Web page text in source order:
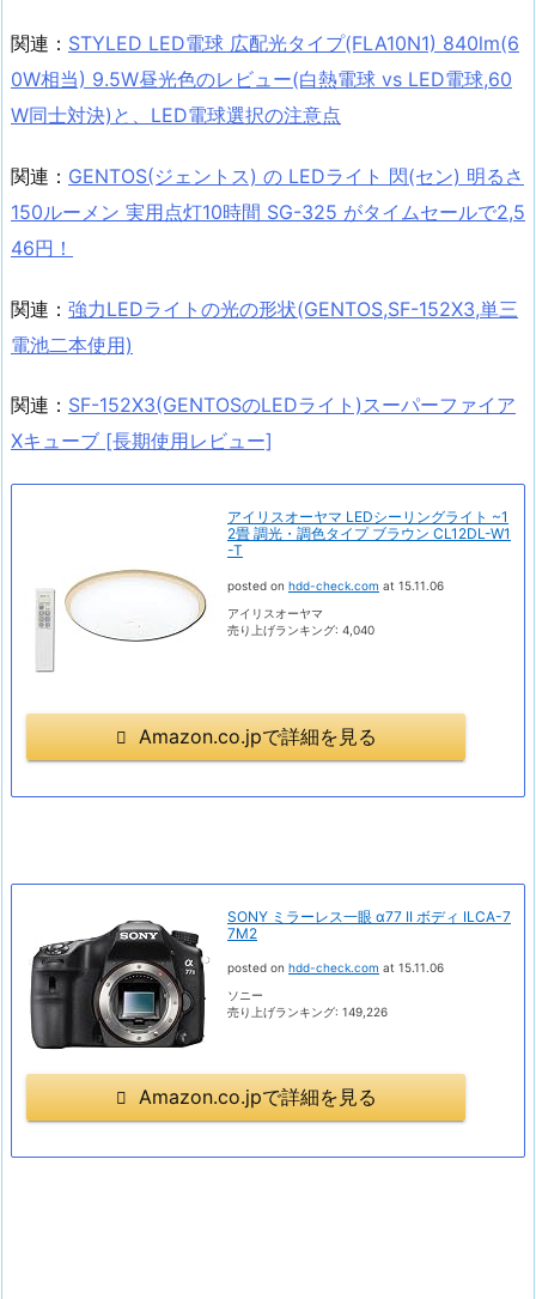
関連： STYLED LED電球 広配光タイプ(FLA10N1) 840lm(6
0W相当) 9.5W昼光色のレビュー(白熱電球 vs LED電球,60
W同士対決)と、LED電球選択の注意点
関連： GENTOS(ジェントス) の LEDライト 閃(セン) 明るさ
150ルーメン 実用点灯10時間 SG-325 がタイムセールで2,5
46円！
関連： 強力LEDライトの光の形状(GENTOS,SF-152X3,単三
電池二本使用)
関連： SF-152X3(GENTOSのLEDライト)スーパーファイア
Xキューブ [長期使用レビュー]
アイリスオーヤマ LEDシーリングライト ~1
2畳 調光・調色タイプ ブラウン CL12DL-W1
-T
posted on hdd-check.com at 15.11.06
アイリスオーヤマ
売り上げランキング: 4,040
Amazon.co.jpで詳細を見る
SONY ミラーレス一眼 α77 II ボディ ILCA-7
7M2
posted on hdd-check.com at 15.11.06
ソニー
売り上げランキング: 149,226
Amazon.co.jpで詳細を見る